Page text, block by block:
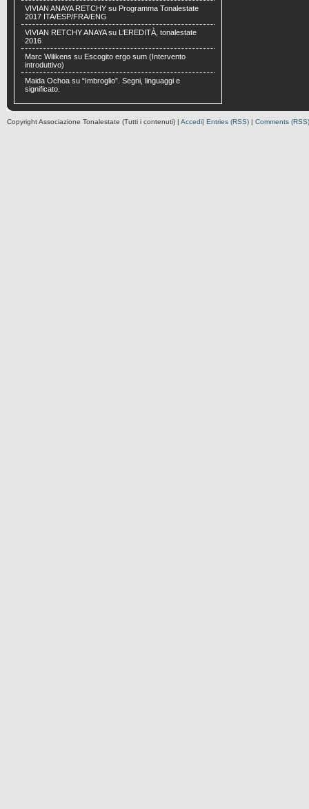
VIVIAN ANAYA RETCHY su Programma Tonalestate
2017 ITA/ESP/FRA/ENG
VIVIAN RETCHY ANAYAsu
L’EREDITÀ, tonalestate
2016
Marc Wilikens su Escogito ergo sum (Intervento
introduttivo)
Maida Ochoa su “Imbroglio”. Segni, linguaggi e
significato.
Copyright Associazione Tonalestate (Tutti i contenuti) | Accedi| Entries (RSS) | Comments (RSS)